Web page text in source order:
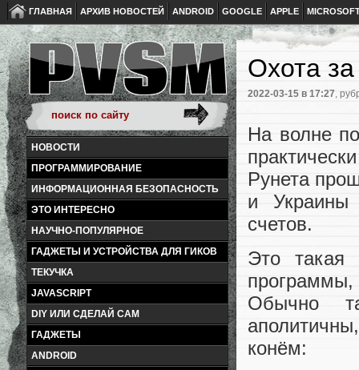
ГЛАВНАЯ АРХИВ НОВОСТЕЙ ANDROID GOOGLE APPLE
НОВОСТИ
ПРОГРАММИРОВАНИЕ
ИНФОРМАЦИОННАЯ БЕЗОПАСНОСТЬ
ЭТО ИНТЕРЕСНО
НАУЧНО-ПОПУЛЯРНОЕ
ГАДЖЕТЫ И УСТРОЙСТВА ДЛЯ ГИКОВ
ТЕКУЧКА
JAVASCRIPT
DIY ИЛИ СДЕЛАЙ САМ
ГАДЖЕТЫ
ANDROID
Охота
2022-03-15 в 17:27,
На волне
Рунета
и
счетов.
Это такая
программы,
Обычно
конём: